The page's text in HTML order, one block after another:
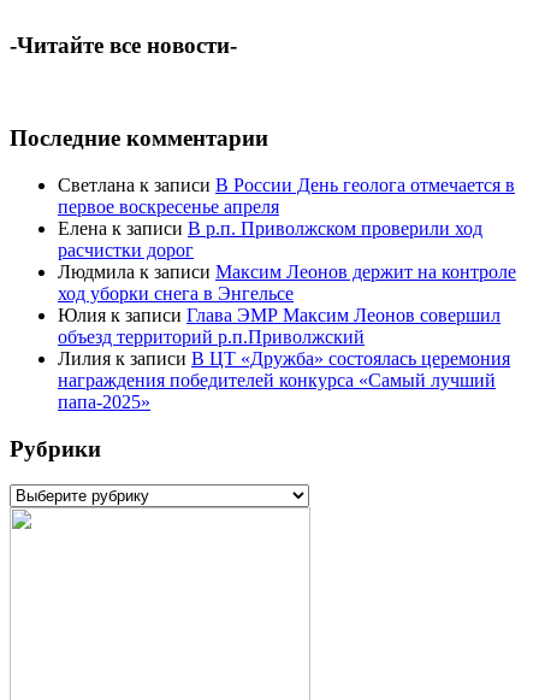
-Читайте все новости-
Последние комментарии
Светлана к записи В России День геолога отмечается в
первое воскресенье апреля
Елена к записи В р.п. Приволжском проверили ход
расчистки дорог
Людмила к записи Максим Леонов держит на контроле
ход уборки снега в Энгельсе
Юлия к записи Глава ЭМР Максим Леонов совершил
объезд территорий р.п.Приволжский
Лилия к записи В ЦТ «Дружба» состоялась церемония
награждения победителей конкурса «Самый лучший
папа-2025»
Рубрики
Рубрики